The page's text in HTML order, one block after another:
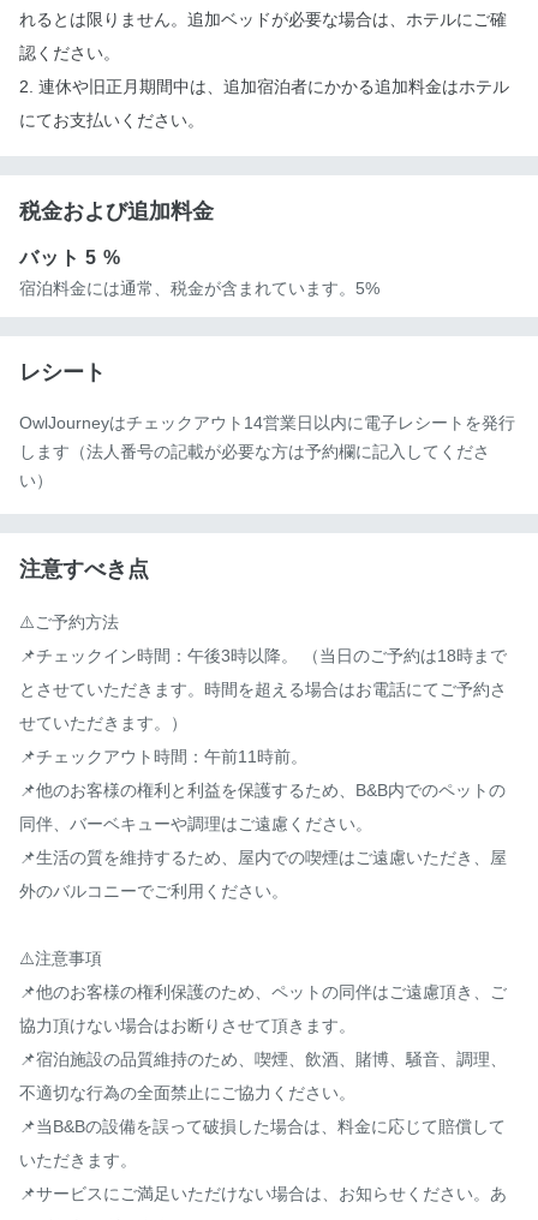
れるとは限りません。追加ベッドが必要な場合は、ホテルにご確
認ください。
2. 連休や旧正月期間中は、追加宿泊者にかかる追加料金はホテル
にてお支払いください。
税金および追加料金
バット5 %
宿泊料金には通常、税金が含まれています。5%
レシート
OwlJourneyはチェックアウト14営業日以内に電子レシートを発行
します（法人番号の記載が必要な方は予約欄に記入してくださ
い）
注意すべき点
⚠️ご予約方法
📌チェックイン時間：午後3時以降。 （当日のご予約は18時まで
とさせていただきます。時間を超える場合はお電話にてご予約さ
せていただきます。）
📌チェックアウト時間：午前11時前。
📌他のお客様の権利と利益を保護するため、B&B内でのペットの
同伴、バーベキューや調理はご遠慮ください。
📌生活の質を維持するため、屋内での喫煙はご遠慮いただき、屋
外のバルコニーでご利用ください。
⚠️注意事項
📌他のお客様の権利保護のため、ペットの同伴はご遠慮頂き、ご
協力頂けない場合はお断りさせて頂きます。
📌宿泊施設の品質維持のため、喫煙、飲酒、賭博、騒音、調理、
不適切な行為の全面禁止にご協力ください。
📌当B&Bの設備を誤って破損した場合は、料金に応じて賠償して
いただきます。
📌サービスにご満足いただけない場合は、お知らせください。あ